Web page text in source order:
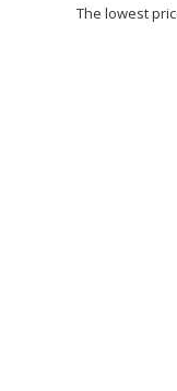
Alpinia
The lowest